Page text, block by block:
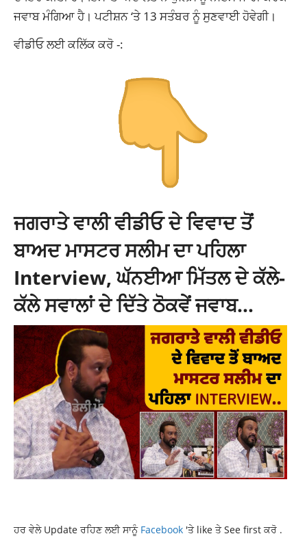
ਜਵਾਬ ਮੰਗਿਆ ਹੈ। ਪਟੀਸ਼ਨ ‘ਤੇ 13 ਸਤੰਬਰ ਨੂੰ ਸੁਣਵਾਈ ਹੋਵੇਗੀ।
ਵੀਡੀਓ ਲਈ ਕਲਿੱਕ ਕਰੋ -:
ਜਗਰਾਤੇ ਵਾਲੀ ਵੀਡੀਓ ਦੇ ਵਿਵਾਦ ਤੋਂ
ਬਾਅਦ ਮਾਸਟਰ ਸਲੀਮ ਦਾ ਪਹਿਲਾ
Interview, ਘੱਨਈਆ ਮਿੱਤਲ ਦੇ ਕੱਲੇ-
ਕੱਲੇ ਸਵਾਲਾਂ ਦੇ ਦਿੱਤੇ ਠੋਕਵੇਂ ਜਵਾਬ…
ਹਰ ਵੇਲੇ Update ਰਹਿਣ ਲਈ ਸਾਨੂੰ Facebook 'ਤੇ like ਤੇ See first ਕਰੋ .